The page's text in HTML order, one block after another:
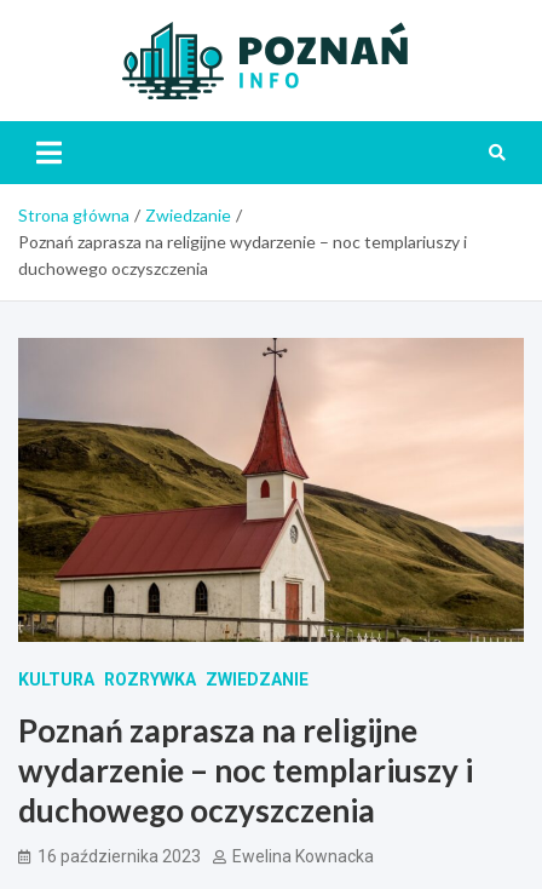
Strona główna
Zwiedzanie
Poznań zaprasza na religijne wydarzenie – noc templariuszy i
duchowego oczyszczenia
KULTURA ROZRYWKA ZWIEDZANIE
Poznań zaprasza na religijne
wydarzenie – noc templariuszy i
duchowego oczyszczenia
16 października 2023 Ewelina Kownacka